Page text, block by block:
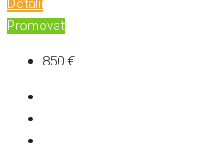
Detalii
Promovat
850 €